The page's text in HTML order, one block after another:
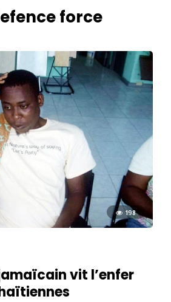
force
198
vit l’enfer